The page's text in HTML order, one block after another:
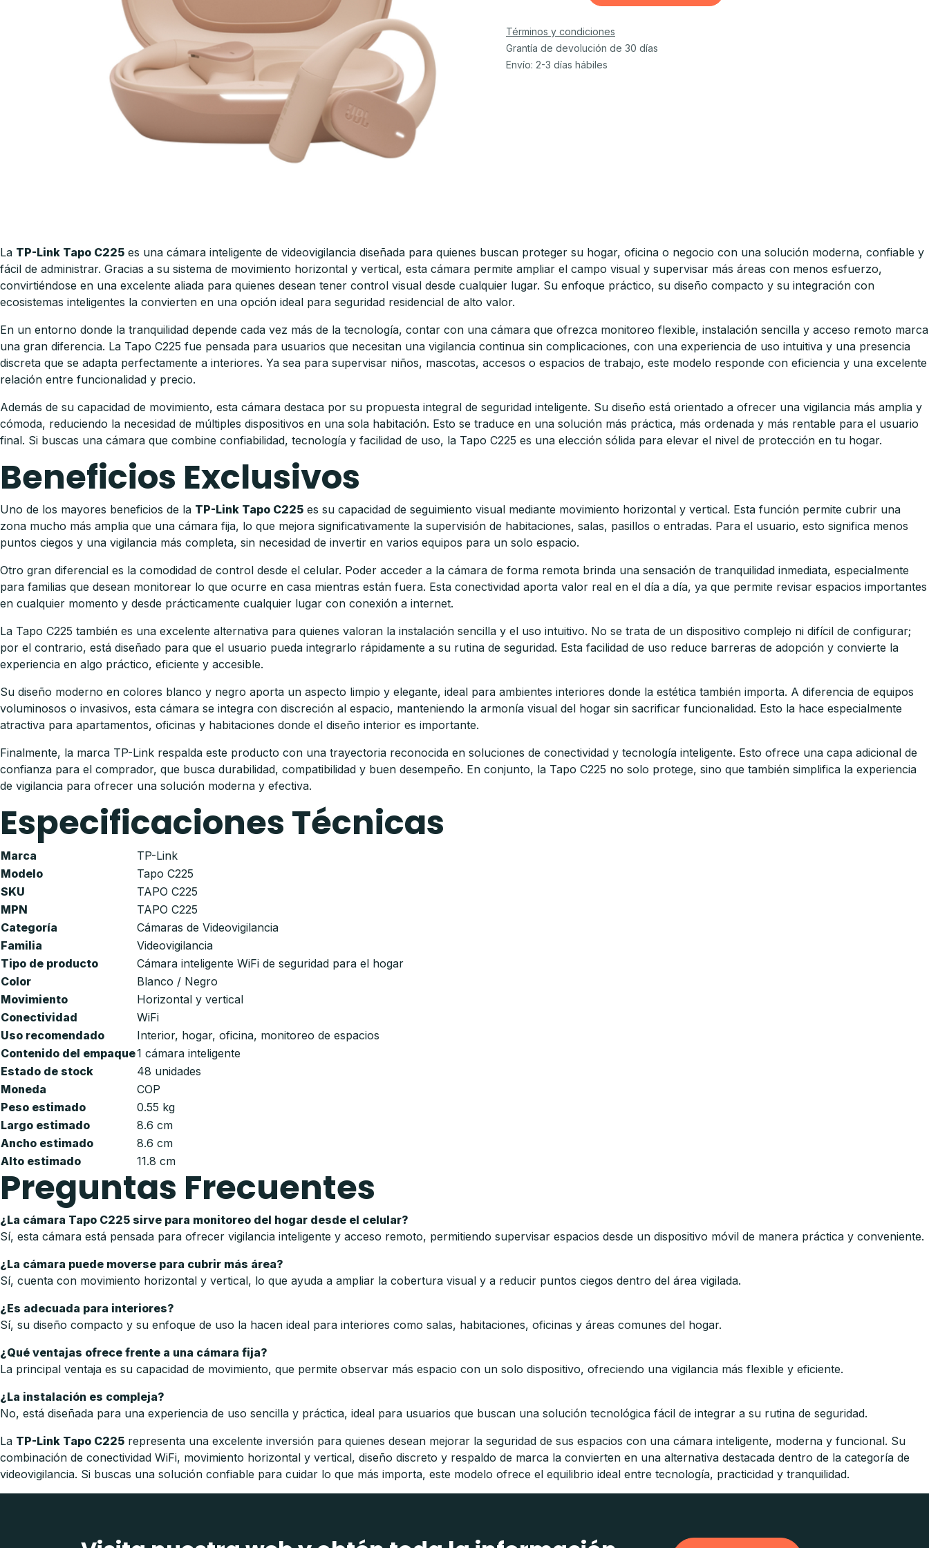
Términos y condiciones
Grantía de devolución de 30 días
Envío: 2-3 días hábiles
La TP-Link Tapo C225 es una cámara inteligente de videovigilancia diseñada para quienes buscan proteger su hogar, oficina o negocio con una solución moderna, confiable y
fácil de administrar. Gracias a su sistema de movimiento horizontal y vertical, esta cámara permite ampliar el campo visual y supervisar más áreas con menos esfuerzo,
convirtiéndose en una excelente aliada para quienes desean tener control visual desde cualquier lugar. Su enfoque práctico, su diseño compacto y su integración con
ecosistemas inteligentes la convierten en una opción ideal para seguridad residencial de alto valor.
En un entorno donde la tranquilidad depende cada vez más de la tecnología, contar con una cámara que ofrezca monitoreo flexible, instalación sencilla y acceso remoto marca
una gran diferencia. La Tapo C225 fue pensada para usuarios que necesitan una vigilancia continua sin complicaciones, con una experiencia de uso intuitiva y una presencia
discreta que se adapta perfectamente a interiores. Ya sea para supervisar niños, mascotas, accesos o espacios de trabajo, este modelo responde con eficiencia y una excelente
relación entre funcionalidad y precio.
Además de su capacidad de movimiento, esta cámara destaca por su propuesta integral de seguridad inteligente. Su diseño está orientado a ofrecer una vigilancia más amplia y
cómoda, reduciendo la necesidad de múltiples dispositivos en una sola habitación. Esto se traduce en una solución más práctica, más ordenada y más rentable para el usuario
final. Si buscas una cámara que combine confiabilidad, tecnología y facilidad de uso, la Tapo C225 es una elección sólida para elevar el nivel de protección en tu hogar.
Beneficios Exclusivos
Uno de los mayores beneficios de la TP-Link Tapo C225 es su capacidad de seguimiento visual mediante movimiento horizontal y vertical. Esta función permite cubrir una
zona mucho más amplia que una cámara fija, lo que mejora significativamente la supervisión de habitaciones, salas, pasillos o entradas. Para el usuario, esto significa menos
puntos ciegos y una vigilancia más completa, sin necesidad de invertir en varios equipos para un solo espacio.
Otro gran diferencial es la comodidad de control desde el celular. Poder acceder a la cámara de forma remota brinda una sensación de tranquilidad inmediata, especialmente
para familias que desean monitorear lo que ocurre en casa mientras están fuera. Esta conectividad aporta valor real en el día a día, ya que permite revisar espacios importantes
en cualquier momento y desde prácticamente cualquier lugar con conexión a internet.
La Tapo C225 también es una excelente alternativa para quienes valoran la instalación sencilla y el uso intuitivo. No se trata de un dispositivo complejo ni difícil de configurar;
por el contrario, está diseñado para que el usuario pueda integrarlo rápidamente a su rutina de seguridad. Esta facilidad de uso reduce barreras de adopción y convierte la
experiencia en algo práctico, eficiente y accesible.
Su diseño moderno en colores blanco y negro aporta un aspecto limpio y elegante, ideal para ambientes interiores donde la estética también importa. A diferencia de equipos
voluminosos o invasivos, esta cámara se integra con discreción al espacio, manteniendo la armonía visual del hogar sin sacrificar funcionalidad. Esto la hace especialmente
atractiva para apartamentos, oficinas y habitaciones donde el diseño interior es importante.
Finalmente, la marca TP-Link respalda este producto con una trayectoria reconocida en soluciones de conectividad y tecnología inteligente. Esto ofrece una capa adicional de
confianza para el comprador, que busca durabilidad, compatibilidad y buen desempeño. En conjunto, la Tapo C225 no solo protege, sino que también simplifica la experiencia
de vigilancia para ofrecer una solución moderna y efectiva.
Especificaciones Técnicas
Marca
TP-Link
Modelo
Tapo C225
SKU
TAPO C225
MPN
TAPO C225
Categoría
Cámaras de Videovigilancia
Familia
Videovigilancia
Tipo de producto
Cámara inteligente WiFi de seguridad para el hogar
Color
Blanco / Negro
Movimiento
Horizontal y vertical
Conectividad
WiFi
Uso recomendado
Interior, hogar, oficina, monitoreo de espacios
Contenido del empaque1 cámara inteligente
Estado de stock
48 unidades
Moneda
COP
Peso estimado
0.55 kg
Largo estimado
8.6 cm
Ancho estimado
8.6 cm
Alto estimado
11.8 cm
Preguntas Frecuentes
¿La cámara Tapo C225 sirve para monitoreo del hogar desde el celular?
Sí, esta cámara está pensada para ofrecer vigilancia inteligente y acceso remoto, permitiendo supervisar espacios desde un dispositivo móvil de manera práctica y conveniente.
¿La cámara puede moverse para cubrir más área?
Sí, cuenta con movimiento horizontal y vertical, lo que ayuda a ampliar la cobertura visual y a reducir puntos ciegos dentro del área vigilada.
¿Es adecuada para interiores?
Sí, su diseño compacto y su enfoque de uso la hacen ideal para interiores como salas, habitaciones, oficinas y áreas comunes del hogar.
¿Qué ventajas ofrece frente a una cámara fija?
La principal ventaja es su capacidad de movimiento, que permite observar más espacio con un solo dispositivo, ofreciendo una vigilancia más flexible y eficiente.
¿La instalación es compleja?
No, está diseñada para una experiencia de uso sencilla y práctica, ideal para usuarios que buscan una solución tecnológica fácil de integrar a su rutina de seguridad.
La TP-Link Tapo C225 representa una excelente inversión para quienes desean mejorar la seguridad de sus espacios con una cámara inteligente, moderna y funcional. Su
combinación de conectividad WiFi, movimiento horizontal y vertical, diseño discreto y respaldo de marca la convierten en una alternativa destacada dentro de la categoría de
videovigilancia. Si buscas una solución confiable para cuidar lo que más importa, este modelo ofrece el equilibrio ideal entre tecnología, practicidad y tranquilidad.